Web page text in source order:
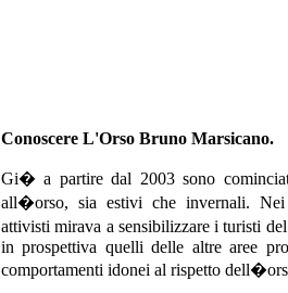
Conoscere L'Orso Bruno Marsicano.
Gi� a partire dal 2003 sono
all�orso, sia estivi che invernali.
attivisti mirava a sensibilizzare i turisti
in prospettiva quelli delle altre aree
comportamenti idonei al rispetto